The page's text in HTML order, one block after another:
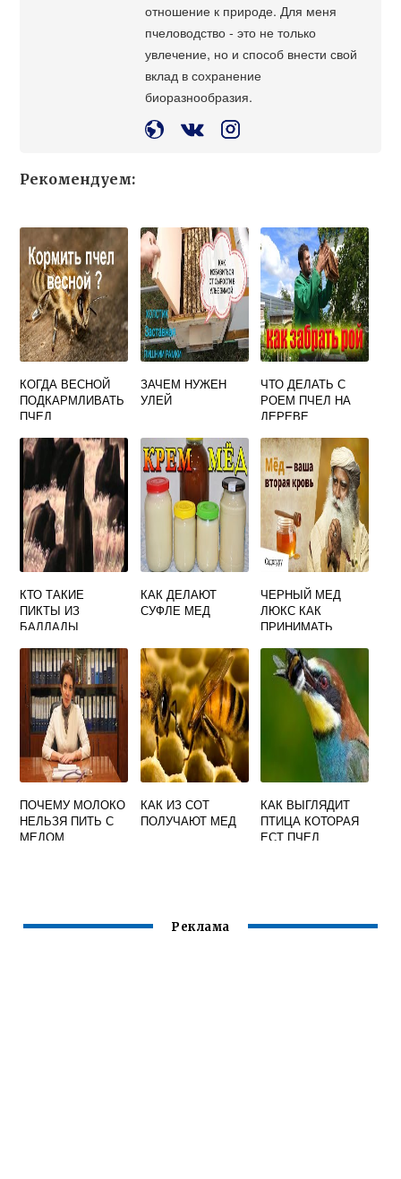
отношение к природе. Для меня
пчеловодство - это не только
увлечение, но и способ внести свой
вклад в сохранение
биоразнообразия.
Рекомендуем:
КОГДА ВЕСНОЙ
ПОДКАРМЛИВАТЬ
ПЧЕЛ
ЗАЧЕМ НУЖЕН
УЛЕЙ
ЧТО ДЕЛАТЬ С
РОЕМ ПЧЕЛ НА
ДЕРЕВЕ
КТО ТАКИЕ
ПИКТЫ ИЗ
БАЛЛАДЫ
МЕД
КАК ДЕЛАЮТ
СУФЛЕ МЕД
ЧЕРНЫЙ МЕД
ЛЮКС КАК
ПРИНИМАТЬ
ПОЧЕМУ МОЛОКО
НЕЛЬЗЯ ПИТЬ С
МЕДОМ
КАК ИЗ СОТ
ПОЛУЧАЮТ МЕД
КАК ВЫГЛЯДИТ
ПТИЦА КОТОРАЯ
ЕСТ ПЧЕЛ
Реклама